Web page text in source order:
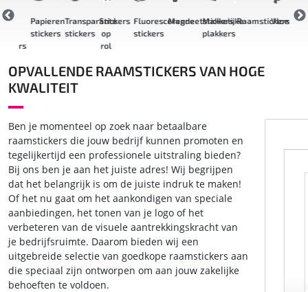
Papieren
stickers
Transparante
stickers
Stickers
op
rol
Fluorescerende
stickers
Magneetstickers
Makkelijke
plakkers
Raamstickers
OPVALLENDE RAAMSTICKERS VAN HOGE
KWALITEIT
Ben je momenteel op zoek naar betaalbare
raamstickers die jouw bedrijf kunnen promoten en
tegelijkertijd een professionele uitstraling bieden?
Bij ons ben je aan het juiste adres! Wij begrijpen
dat het belangrijk is om de juiste indruk te maken!
Of het nu gaat om het aankondigen van speciale
aanbiedingen, het tonen van je logo of het
verbeteren van de visuele aantrekkingskracht van
je bedrijfsruimte. Daarom bieden wij een
uitgebreide selectie van goedkope raamstickers aan
die speciaal zijn ontworpen om aan jouw zakelijke
behoeften te voldoen.